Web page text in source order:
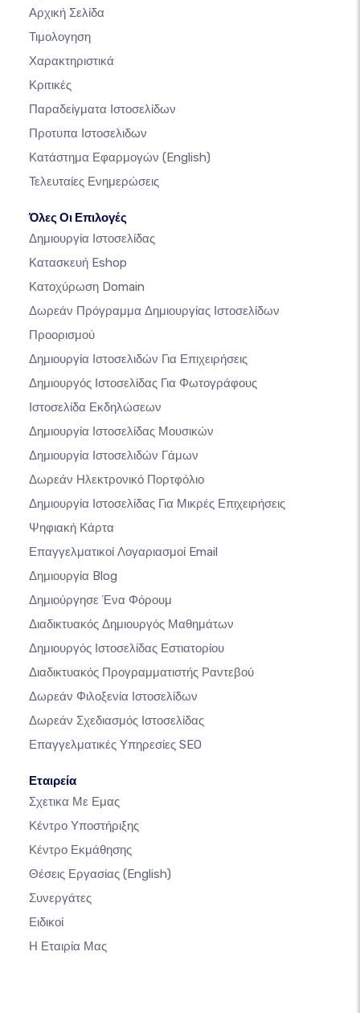
Αρχική Σελίδα
Τιμολογηση
Χαρακτηριστικά
Κριτικές
Παραδείγματα Ιστοσελίδων
Προτυπα Ιστοσελιδων
Κατάστημα Εφαρμογών (English)
Τελευταίες Ενημερώσεις
Όλες Οι Επιλογές
Δημιουργία Ιστοσελίδας
Κατασκευή Eshop
Κατοχύρωση Domain
Δωρεάν Πρόγραμμα Δημιουργίας Ιστοσελίδων
Προορισμού
Δημιουργία Ιστοσελιδών Για Επιχειρήσεις
Δημιουργός Ιστοσελίδας Για Φωτογράφους
Ιστοσελίδα Εκδηλώσεων
Δημιουργία Ιστοσελίδας Μουσικών
Δημιουργία Ιστοσελιδών Γάμων
Δωρεάν Ηλεκτρονικό Πορτφόλιο
Δημιουργία Ιστοσελίδας Για Μικρές Επιχειρήσεις
Ψηφιακή Κάρτα
Επαγγελματικοί Λογαριασμοί Email
Δημιουργία Blog
Δημιούργησε Ένα Φόρουμ
Διαδικτυακός Δημιουργός Μαθημάτων
Δημιουργός Ιστοσελίδας Εστιατορίου
Διαδικτυακός Προγραμματιστής Ραντεβού
Δωρεάν Φιλοξενία Ιστοσελίδων
Δωρεάν Σχεδιασμός Ιστοσελίδας
Επαγγελματικές Υπηρεσίες SEO
Εταιρεία
Σχετικα Με Εμας
Κέντρο Υποστήριξης
Κέντρο Εκμάθησης
Θέσεις Εργασίας (English)
Συνεργάτες
Ειδικοί
Η Εταιρία Μας